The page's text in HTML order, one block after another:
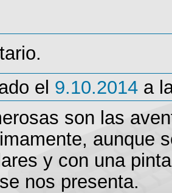
el 9.10.2014 a
son las
aunque
y con una
nos presenta.